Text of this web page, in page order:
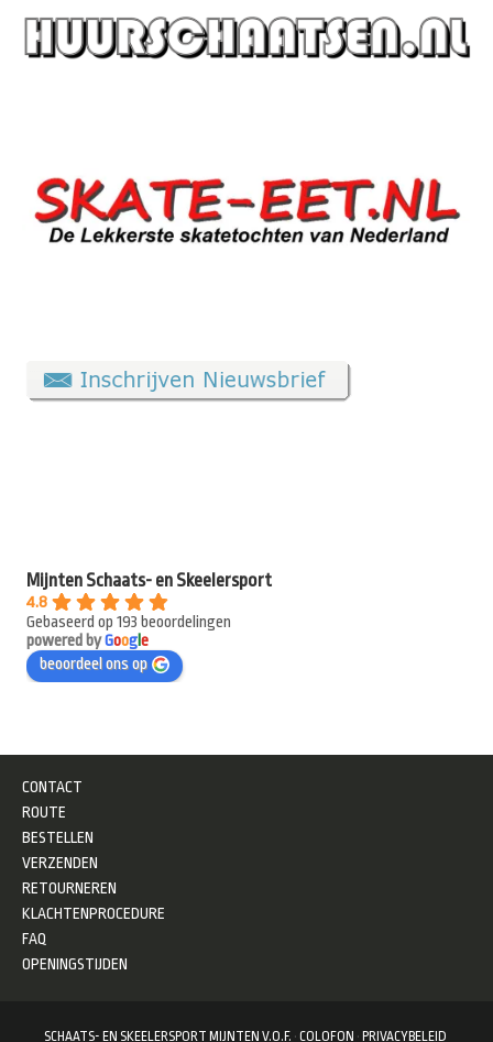
Mijnten Schaats- en Skeelersport
4.8
Gebaseerd op 193 beoordelingen
powered byGooge
beoordeel ons op
CONTACT
ROUTE
BESTELLEN
VERZENDEN
RETOURNEREN
KLACHTENPROCEDURE
FAQ
OPENINGSTIJDEN
SCHAATS- EN SKEELERSPORT MIJNTEN V.O.F. · COLOFON · PRIVACYBELEID